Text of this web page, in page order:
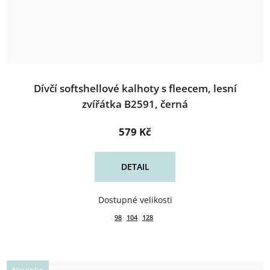
Dívčí softshellové kalhoty s fleecem, lesní
zvířátka B2591, černá
579 Kč
DETAIL
98 104 128